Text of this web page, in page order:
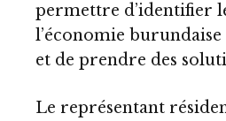
permettre d’identifier
l’économie
et de prendre des
Le représentant